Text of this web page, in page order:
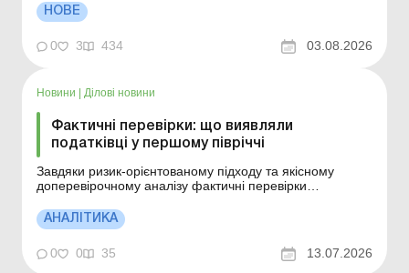
періоди підприємству вже можна не очікувати
донарахувань після спливу строку давності за ст. 102
НОВЕ
0 3 434 03.08.2026
Новини Ділові новини
Фактичні перевірки: що виявляли
податківці у першому півріччі
Завдяки ризик-орієнтованому підходу та якісному
доперевірочному аналізу фактичні перевірки
забезпечувати надходження коштів до бюджету. Більше
за темою: Фактичні перевірки об’єктів роздрібної
торгівлі: що та як перевіряють податківці? Витрати
підпри...
АНАЛІТИКА
0 0 35 13.07.2026